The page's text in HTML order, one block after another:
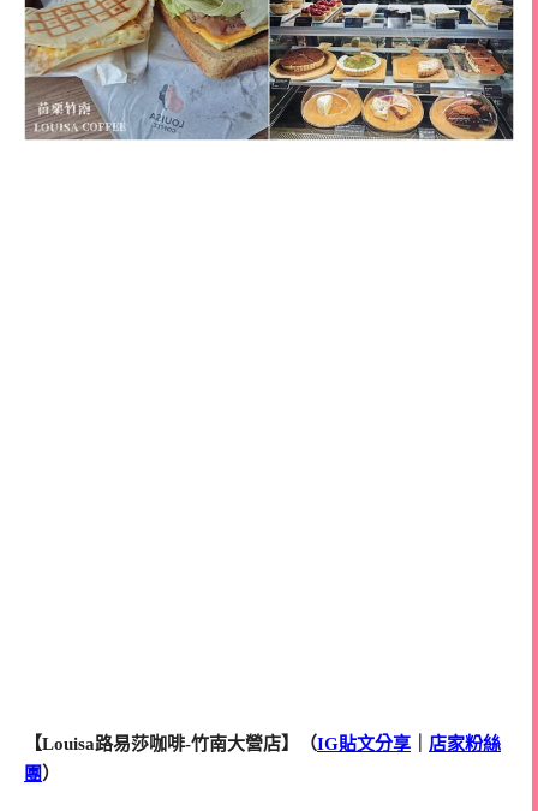
【Louisa路易莎咖啡-竹南大營店】（IG貼文分享
店家粉絲
團 ）